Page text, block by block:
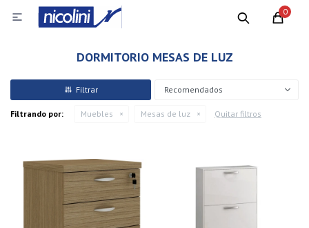
0

DORMITORIO MESAS DE LUZ
Recomendados
Filtrando por: Muebles Mesas de luz Quitar filtros